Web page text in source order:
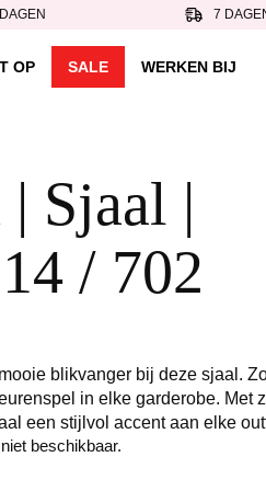
7
OP SALE WERKEN BIJ
Sjaal |
/ 702
blikvanger bij deze sjaal.
in elke garderobe. Met
een stijlvol accent aan elke
beschikbaar.